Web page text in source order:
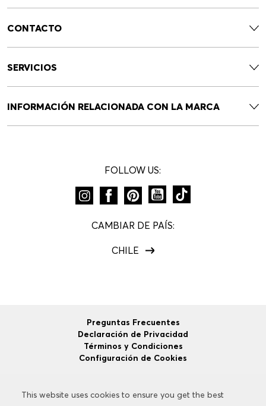
This website uses cookies to ensure you get the best
This website uses cookies to ensure you get the best
CONTACTO
SERVICIOS
INFORMACIÓN RELACIONADA CON LA MARCA
FOLLOW US:
CAMBIAR DE PAÍS:
CHILE
Preguntas Frecuentes
Declaración de Privacidad
Términos y Condiciones
Configuración de Cookies